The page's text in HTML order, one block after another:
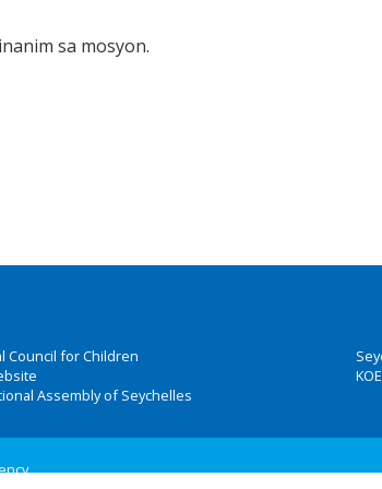
sa mosyon.
Council for Children
Assembly of Seychelles